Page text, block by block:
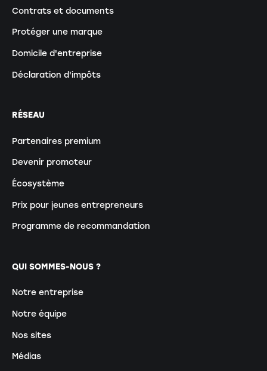
Contrats et documents
Protéger une marque
Domicile d'entreprise
Déclaration d'impôts
RÉSEAU
Partenaires premium
Devenir promoteur
Écosystème
Prix pour jeunes entrepreneurs
Programme de recommandation
QUI SOMMES-NOUS ?
Notre entreprise
Notre équipe
Nos sites
Médias